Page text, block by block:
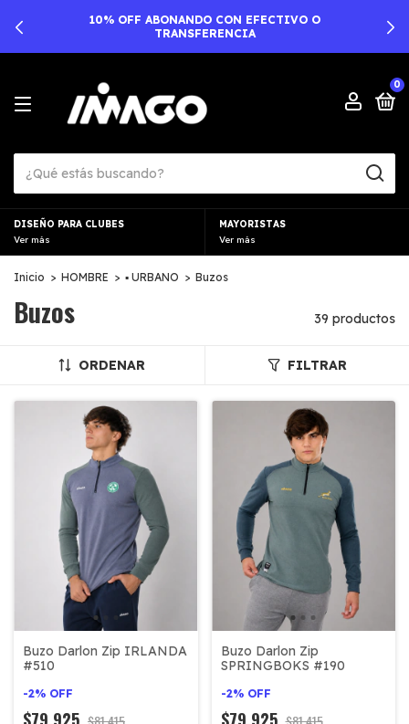
10% OFF ABONANDO CON EFECTIVO O
TRANSFERENCIA
0
DISEÑO PARA CLUBES
Ver más
MAYORISTAS
Ver más
Inicio > HOMBRE > ▪︎ URBANO > Buzos
Buzos 39 productos
ORDENAR FILTRAR
Buzo Darlon Zip IRLANDA
#510
-2% OFF
$79.925
Buzo Darlon Zip
SPRINGBOKS #190
-2% OFF
$79.925